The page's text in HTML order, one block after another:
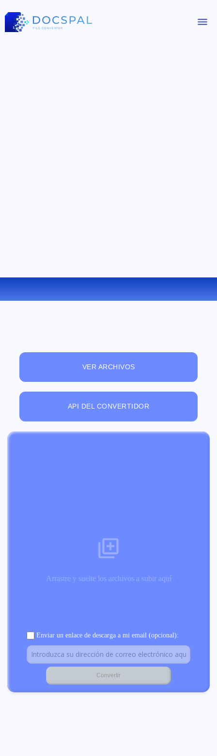
CONVERTIR MPC A WMA ONLINE
VER ARCHIVOS
API DEL CONVERTIDOR
Arrastre y suelte los archivos a subir aquí
Enviar un enlace de descarga a mi email (opcional):